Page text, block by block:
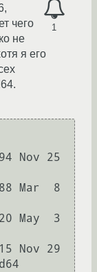
1
чего
не
я его
Nov 25
Mar  8
May  3
Nov 29